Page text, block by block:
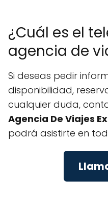
¿Cuál es el
agencia de
Si deseas pedir
disponibilidad,
cualquier duda,
Agencia De Viajes
podrá asistirte en